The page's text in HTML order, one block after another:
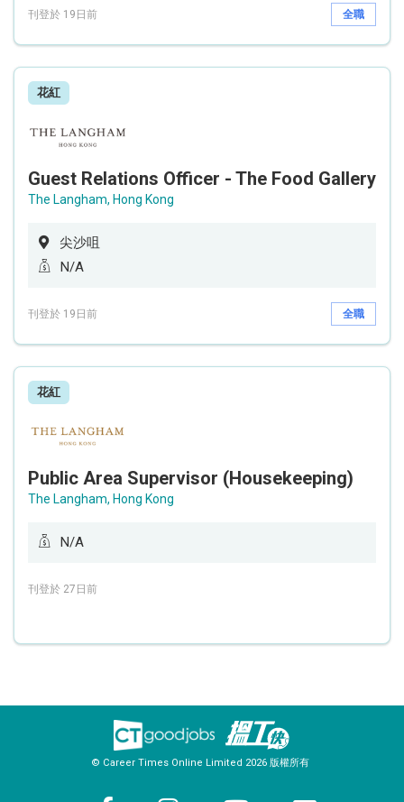
刊登於 19日前 全職
花紅
Guest Relations Officer - The Food Gallery
The Langham, Hong Kong
尖沙咀
N/A
刊登於 19日前 全職
花紅
Public Area Supervisor (Housekeeping)
The Langham, Hong Kong
N/A
刊登於 27日前
© Career Times Online Limited 2026 版權所有